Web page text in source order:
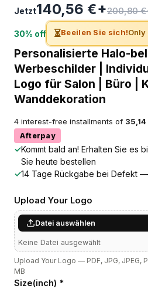
Jetzt140,56 €+200,80
30% off ⏳Beeilen Sie sich!Only
Personalisierte Halo-
Werbeschilder |
Logo für Salon | Büro |
Wanddekoration
4 interest-free installments of 35,14
Afterpay
✓Kommt bald an! Erhalten Sie es
Sie heute bestellen
✓14 Tage Rückgabe bei Defekt —
Upload Your Logo
Datei auswählen
Keine Datei ausgewählt
Upload Your Logo — PDF, JPG, JPEG,
MB
Size(inch) *